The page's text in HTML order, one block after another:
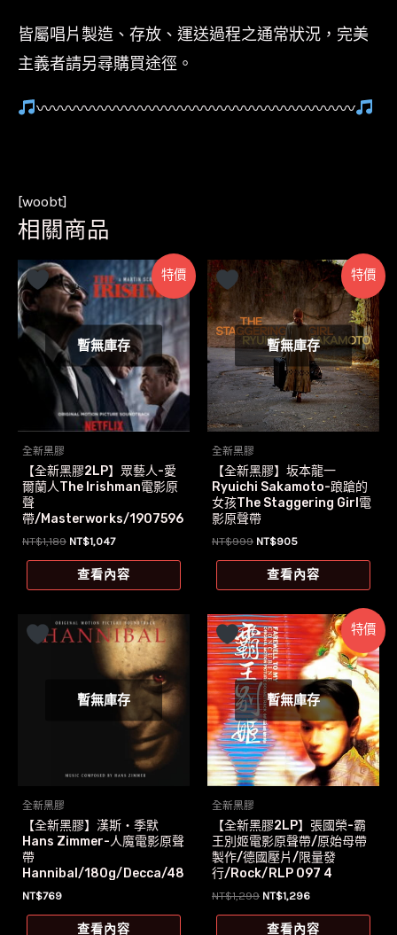
皆屬唱片製造、存放、運送過程之通常狀況，完美
主義者請另尋購買途徑。
〰〰〰〰〰〰〰〰〰〰〰〰〰〰〰〰〰〰〰〰
[woobt]
相關商品
特價
暫無庫存
全新黑膠
【全新黑膠2LP】眾藝人-愛
爾蘭人The Irishman電影原
聲
帶/Masterworks/1907596
9471
NT$1,189 原
價
格：
NT$1,047目
價
格：
查看內容
特價
暫無庫存
全新黑膠
【全新黑膠】坂本龍一
Ryuichi Sakamoto-踉蹌的
女孩The Staggering Girl電
影原聲帶
NT$999 原
格：
NT$905目
價
格：
查看內容
暫無庫存
全新黑膠
【全新黑膠】漢斯‧季默
Hans Zimmer-人魔電影原聲
帶
Hannibal/180g/Decca/48
3 2130
NT$769
查看內容
特價
暫無庫存
全新黑膠
【全新黑膠2LP】張國榮-霸
王別姬電影原聲帶/原始母帶
製作/德國壓片/限量發
行/Rock/RLP 097 4
NT$1,299 原
價
NT$1,296目
價
查看內容